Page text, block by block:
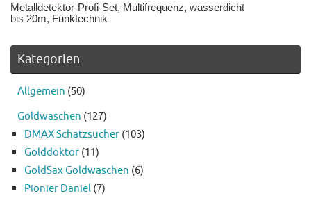
Metalldetektor-Profi-Set, Multifrequenz, wasserdicht
bis 20m, Funktechnik
Kategorien
Allgemein (50)
Goldwaschen (127)
DMAX Schatzsucher (103)
Golddoktor (11)
GoldSax Goldwaschen (6)
Pionier Daniel (7)